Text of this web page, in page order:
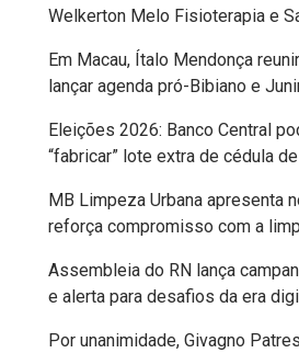
NEWS
FANEX
FESTA
DAS
CRIANÇAS
FESTA
Welkerton Melo Fisioterapia e
Em Macau, Ítalo Mendonça
lançar agenda pró-Bibiano e
Eleições 2026: Banco Central
“fabricar” lote extra de cédula
MB Limpeza Urbana apresenta
reforça compromisso com a
Assembleia do RN lança
e alerta para desafios da era
Por unanimidade, Givagno